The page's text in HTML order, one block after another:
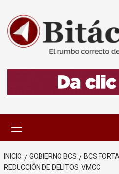
contenido
primario
INICIO GOBIERNO BCS
BCS
REDUCCIÓN DE DELITOS: VMCC